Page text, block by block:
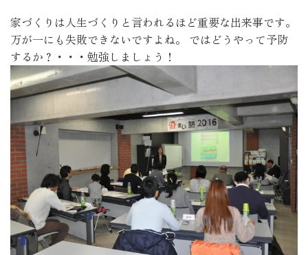
家づくりは人生づくりと言われるほど重要な出来事です。
万が一にも失敗できないですよね。 ではどうやって予防
するか？・・・勉強しましょう！